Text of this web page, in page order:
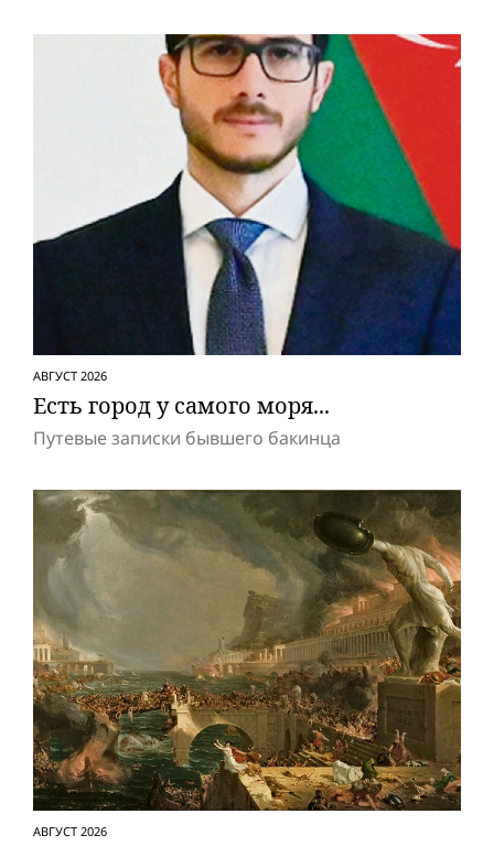
АВГУСТ 2026
Есть город у самого моря...
Путевые записки бывшего бакинца
АВГУСТ 2026